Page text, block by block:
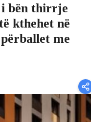
bën thirrje
kthehet në
me